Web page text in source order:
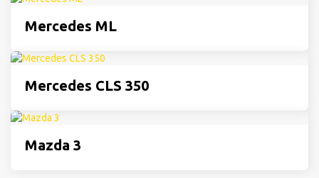
Mercedes ML
Mercedes CLS 350
Mazda 3